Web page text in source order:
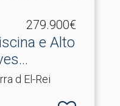
279.900€
e Alto
d El-Rei